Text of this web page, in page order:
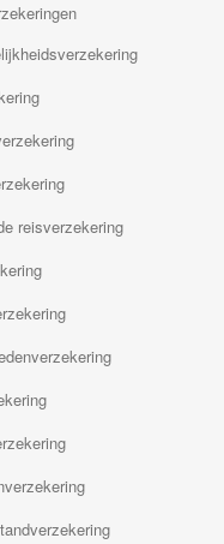
reisverzekering